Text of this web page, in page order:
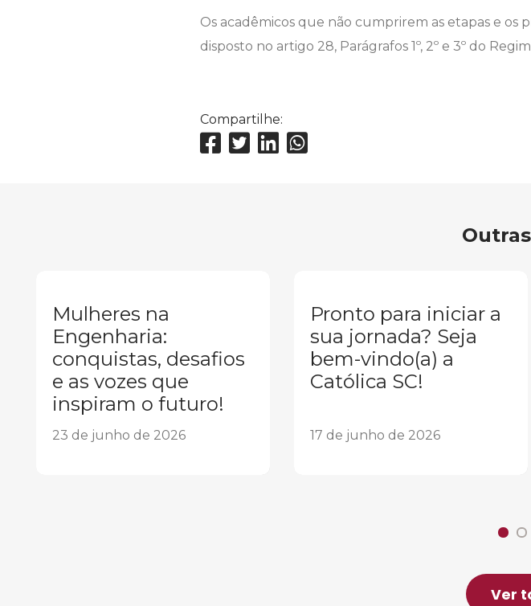
Os acadêmicos que não cumprirem as etapas e os
disposto no artigo 28, Parágrafos 1º, 2º e 3º do
Compartilhe:
Mulheres na
Engenharia:
conquistas, desafios
e as vozes que
inspiram o futuro!
23 de junho de 2026
Pronto para iniciar a
sua jornada? Seja
bem-vindo(a) a
Católica SC!
17 de junho de 2026
Ver